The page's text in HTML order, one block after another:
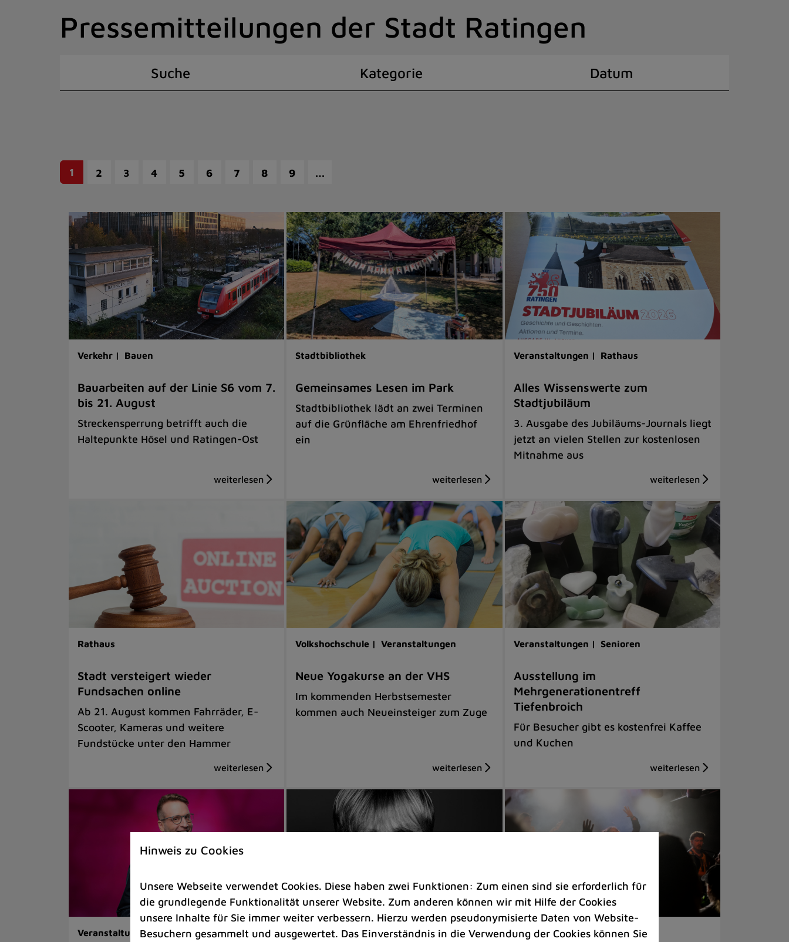
Pressemitteilungen der Stadt Ratingen
Suche Kategorie Datum
1 2 3 4 5 6 7 8 9 …
Verkehr | Bauen
Bauarbeiten auf der Linie S6 vom 7.
bis 21. August
Streckensperrung betrifft auch die
Haltepunkte Hösel und Ratingen-Ost
Stadtbibliothek
Gemeinsames Lesen im Park
Stadtbibliothek lädt an zwei Terminen
auf die Grünfläche am Ehrenfriedhof
ein
Veranstaltungen | Rathaus
Alles Wissenswerte zum
Stadtjubiläum
3. Ausgabe des Jubiläums-Journals liegt
jetzt an vielen Stellen zur kostenlosen
Mitnahme aus
Rathaus
Stadt versteigert wieder
Fundsachen online
Ab 21. August kommen Fahrräder, E-
Scooter, Kameras und weitere
Fundstücke unter den Hammer
Volkshochschule | Veranstaltungen
Neue Yogakurse an der VHS
Im kommenden Herbstsemester
kommen auch Neueinsteiger zum Zuge
Veranstaltungen | Senioren
Ausstellung im
Mehrgenerationentreff
Tiefenbroich
Für Besucher gibt es kostenfrei Kaffee
und Kuchen
Veranstaltungen | Kunst & Kultur Veranstaltungen Veranstaltungen
Hinweis zu Cookies
Unsere Webseite verwendet Cookies. Diese haben zwei Funktionen: Zum einen sind sie erforderlich für
die grundlegende Funktionalität unserer Website. Zum anderen können wir mit Hilfe der Cookies
unsere Inhalte für Sie immer weiter verbessern. Hierzu werden pseudonymisierte Daten von Website-
Besuchern gesammelt und ausgewertet. Das Einverständnis in die Verwendung der Cookies können Sie